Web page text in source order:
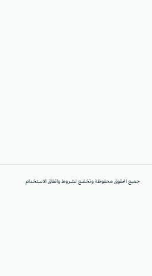
جميع الحقوق محفوظة وتخضع لشروط واتفاق الاستخدام